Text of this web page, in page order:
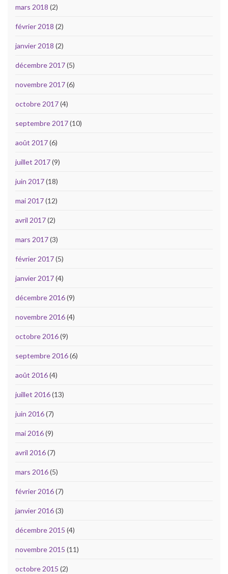
mars 2018 (2)
février 2018 (2)
janvier 2018 (2)
décembre 2017(5)
novembre 2017(6)
octobre 2017(4)
septembre 2017(10)
août 2017(6)
juillet 2017(9)
juin 2017(18)
mai 2017(12)
avril 2017(2)
mars 2017(3)
février 2017(5)
janvier 2017(4)
décembre 2016(9)
novembre 2016(4)
octobre 2016(9)
septembre 2016(6)
août 2016(4)
juillet 2016(13)
juin 2016(7)
mai 2016(9)
avril 2016(7)
mars 2016(5)
février 2016(7)
janvier 2016(3)
décembre 2015 (4)
novembre 2015 (11)
octobre 2015 (2)